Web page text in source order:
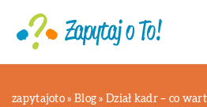
zapytajoto » Blog »Dział kadr – co